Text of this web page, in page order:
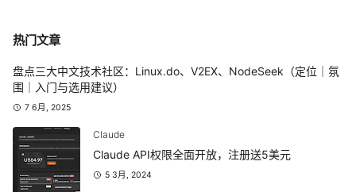
热门文章
盘点三大中文技术社区：Linux.do、V2EX、NodeSeek（定位｜氛
围｜入门与选用建议）
7 6月, 2025
Claude
Claude API权限全面开放，注册送5美元
5 3月, 2024